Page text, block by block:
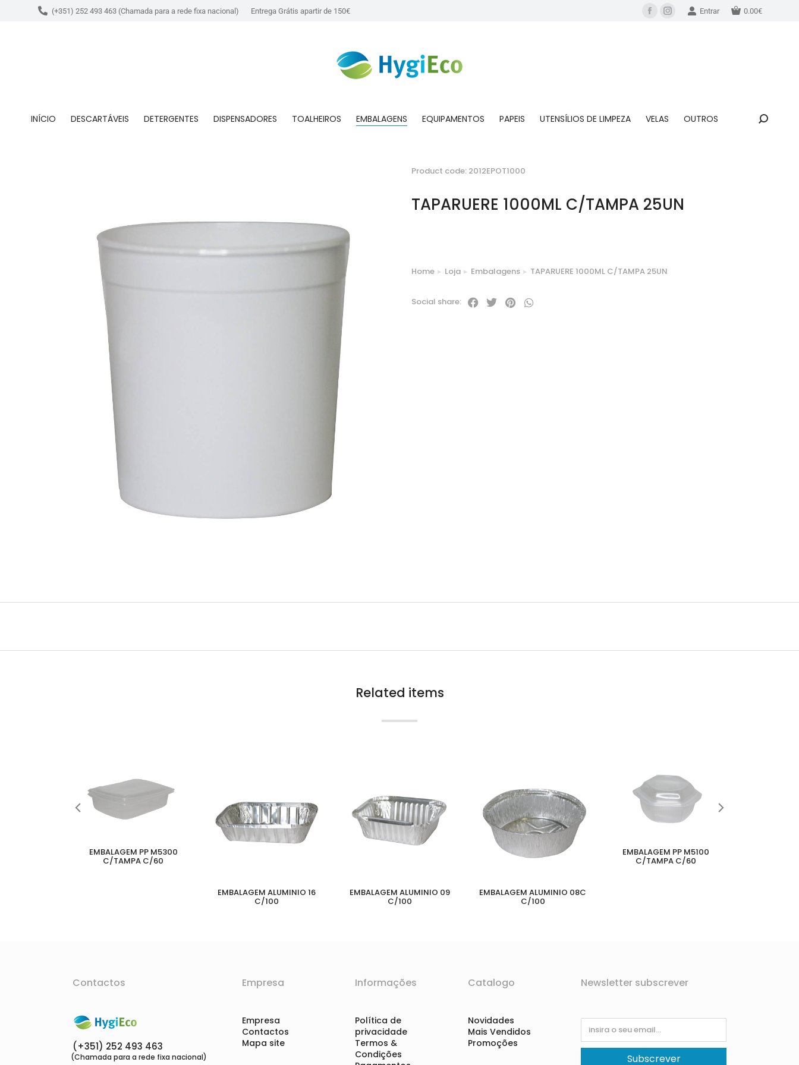
(+351) 252 493 463 (Chamada para a rede fixa nacional) Entrega Grátis apartir de 150€ Entrar 0.00€
INÍCIO DESCARTÁVEIS DETERGENTES DISPENSADORES TOALHEIROS EMBALAGENS EQUIPAMENTOS PAPEIS UTENSÍLIOS DE LIMPEZA VELAS OUTROS
Product code: 2012EPOT1000
TAPARUERE 1000ML C/TAMPA 25UN
You are here:
Home Loja Embalagens TAPARUERE 1000ML C/TAMPA 25UN
Social share:
Related items
EMBALAGEM PP M5300
C/TAMPA C/60
EMBALAGEM ALUMINIO 16
C/100
EMBALAGEM ALUMINIO 09
C/100
EMBALAGEM ALUMINIO 08C
C/100
EMBALAGEM PP M5100
C/TAMPA C/60
Contactos
(+351) 252 493 463
(Chamada para a rede fixa nacional)
Empresa
Empresa
Contactos
Mapa site
Informações
Política de
privacidade
Termos &
Condições
Catalogo
Novidades
Mais Vendidos
Promoções
Newsletter subscrever
Subscrever